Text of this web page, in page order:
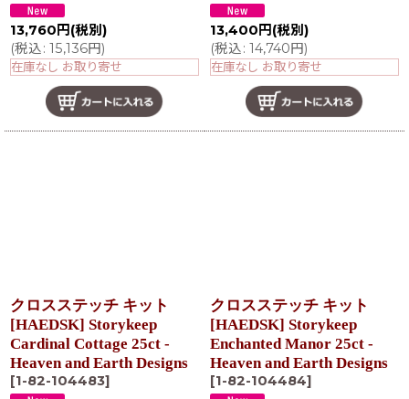
13,760 円 (税別)
(税込: 15,136円)
在庫なし お取り寄せ
13,400 円 (税別)
(税込: 14,740円)
在庫なし お取り寄せ
クロスステッチ キット
[HAEDSK] Storykeep
Cardinal Cottage 25ct -
Heaven and Earth Designs
[1-82-104483]
クロスステッチ キット
[HAEDSK] Storykeep
Enchanted Manor 25ct -
Heaven and Earth Designs
[1-82-104484]